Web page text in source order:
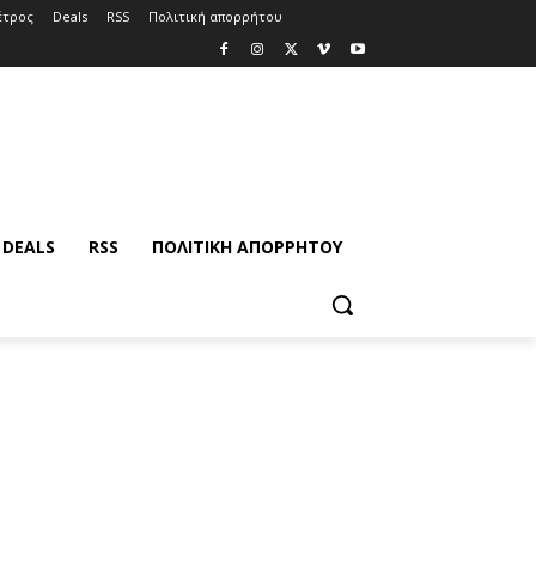
Deals RSS Πολιτική απορρήτου
DEALS RSS ΠΟΛΙΤΙΚΉ ΑΠΟΡΡΉΤΟΥ